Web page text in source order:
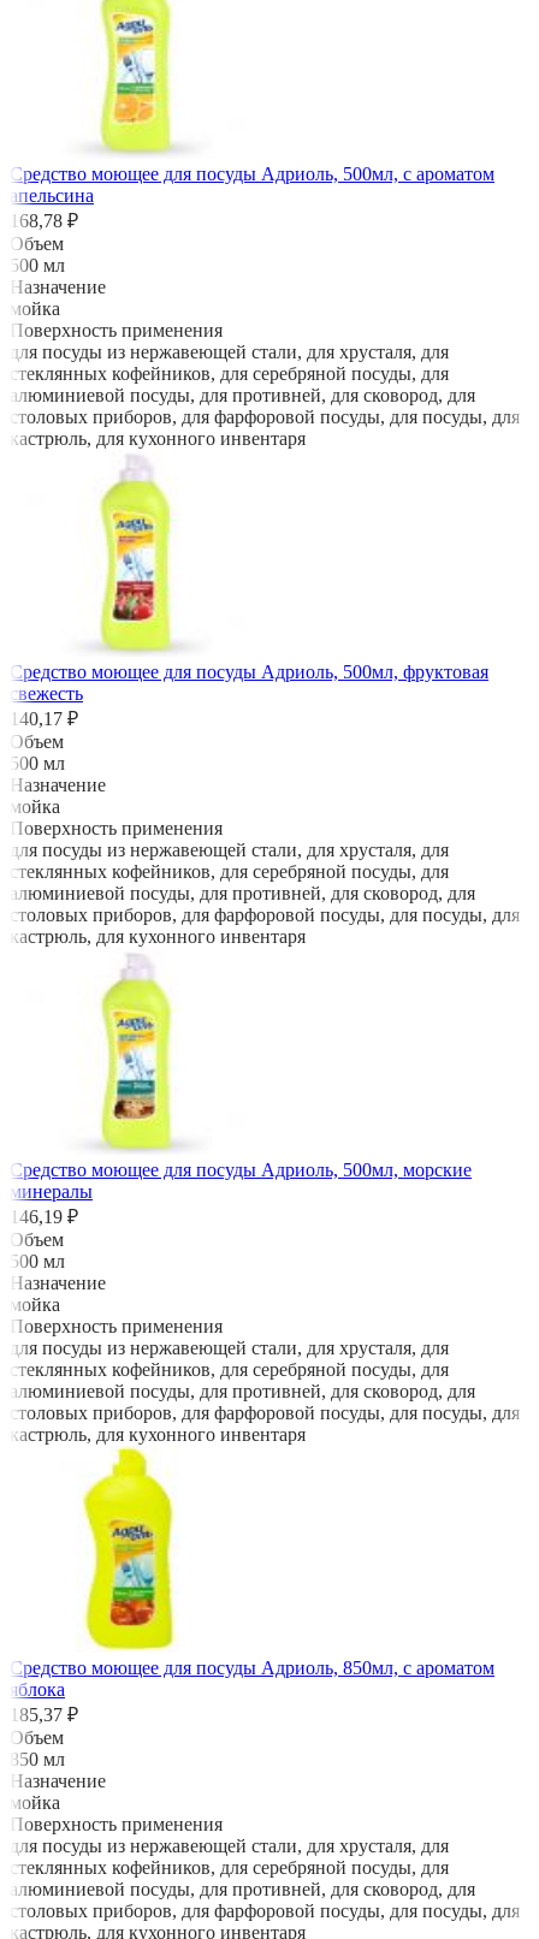
Средство моющее для посуды Адриоль, 500мл, с ароматом
апельсина
168,78 ₽
Объем
500 мл
Назначение
мойка
Поверхность применения
для посуды из нержавеющей стали, для хрусталя, для
стеклянных кофейников, для серебряной посуды, для
алюминиевой посуды, для противней, для сковород, для
столовых приборов, для фарфоровой посуды, для посуды, для
кастрюль, для кухонного инвентаря
Средство моющее для посуды Адриоль, 500мл, фруктовая
свежесть
140,17 ₽
Объем
500 мл
Назначение
мойка
Поверхность применения
для посуды из нержавеющей стали, для хрусталя, для
стеклянных кофейников, для серебряной посуды, для
алюминиевой посуды, для противней, для сковород, для
столовых приборов, для фарфоровой посуды, для посуды, для
кастрюль, для кухонного инвентаря
Средство моющее для посуды Адриоль, 500мл, морские
минералы
146,19 ₽
Объем
500 мл
Назначение
мойка
Поверхность применения
для посуды из нержавеющей стали, для хрусталя, для
стеклянных кофейников, для серебряной посуды, для
алюминиевой посуды, для противней, для сковород, для
столовых приборов, для фарфоровой посуды, для посуды, для
кастрюль, для кухонного инвентаря
Средство моющее для посуды Адриоль, 850мл, с ароматом
яблока
185,37 ₽
Объем
850 мл
Назначение
мойка
Поверхность применения
для посуды из нержавеющей стали, для хрусталя, для
стеклянных кофейников, для серебряной посуды, для
алюминиевой посуды, для противней, для сковород, для
столовых приборов, для фарфоровой посуды, для посуды, для
кастрюль, для кухонного инвентаря